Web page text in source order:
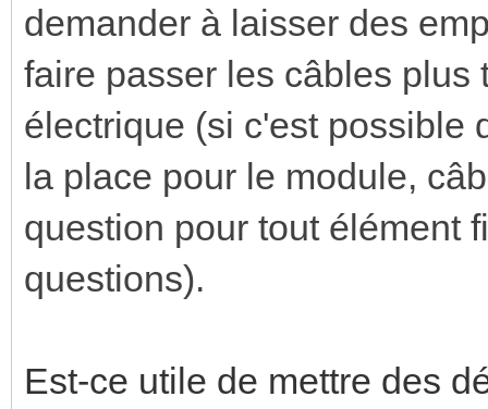
demander à laisser des
faire passer les câbles plus
électrique (si c'est possible
la place pour le module,
question pour tout élément
questions).
Est-ce utile de mettre des